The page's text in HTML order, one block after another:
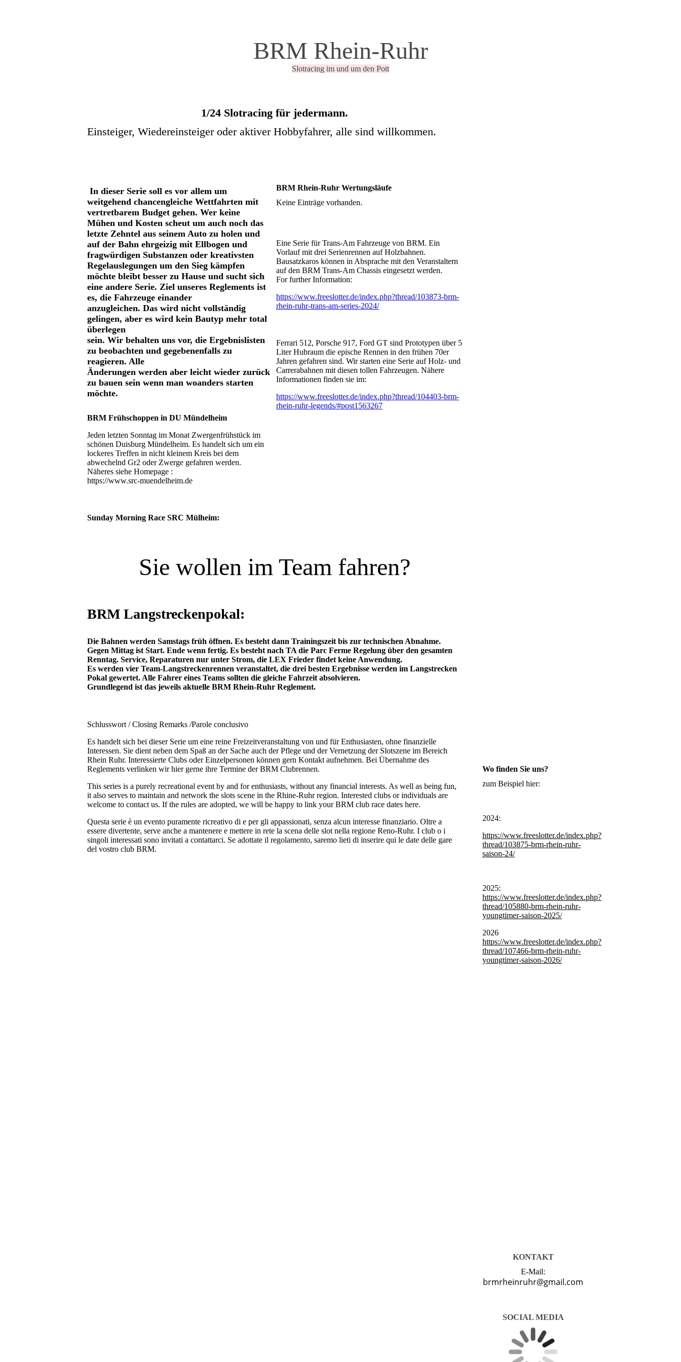
BRM Rhein-Ruhr
Slotracing im und um den Pott
1/24 Slotracing für jedermann.
Einsteiger, Wiedereinsteiger oder aktiver Hobbyfahrer, alle sind willkommen.
In dieser Serie soll es vor allem um
weitgehend chancengleiche Wettfahrten mit
vertretbarem Budget gehen. Wer keine
Mühen und Kosten scheut um auch noch das
letzte Zehntel aus seinem Auto zu holen und
auf der Bahn ehrgeizig mit Ellbogen und
fragwürdigen Substanzen oder kreativsten
Regelauslegungen um den Sieg kämpfen
möchte bleibt besser zu Hause und sucht sich
eine andere Serie. Ziel unseres Reglements ist
es, die Fahrzeuge einander
anzugleichen. Das wird nicht vollständig
gelingen, aber es wird kein Bautyp mehr total
überlegen
sein. Wir behalten uns vor, die Ergebnislisten
zu beobachten und gegebenenfalls zu
reagieren. Alle
Änderungen werden aber leicht wieder zurück
zu bauen sein wenn man woanders starten
möchte.
BRM Frühschoppen in DU Mündelheim
Jeden letzten Sonntag im Monat Zwergenfrühstück im
schönen Duisburg Mündelheim. Es handelt sich um ein
lockeres Treffen in nicht kleinem Kreis bei dem
abwechelnd Gr2 oder Zwerge gefahren werden.
Näheres siehe Homepage :
https://www.src-muendelheim.de
Sunday Morning Race SRC Mülheim:
BRM Rhein-Ruhr Wertungsläufe
Keine Einträge vorhanden.
Eine Serie für Trans-Am Fahrzeuge von BRM. Ein
Vorlauf mit drei Serienrennen auf Holzbahnen.
Bausatzkaros können in Absprache mit den Veranstaltern
auf den BRM Trans-Am Chassis eingesetzt werden.
For further Information:
https://www.freeslotter.de/index.php?thread/103873-brm-
rhein-ruhr-trans-am-series-2024/
Ferrari 512, Porsche 917, Ford GT sind Prototypen über 5
Liter Hubraum die epische Rennen in den frühen 70er
Jahren gefahren sind. Wir starten eine Serie auf Holz- und
Carrerabahnen mit diesen tollen Fahrzeugen. Nähere
Informationen finden sie im:
https://www.freeslotter.de/index.php?thread/104403-brm-
rhein-ruhr-legends/#post1563267
Sie wollen im Team fahren?
BRM Langstreckenpokal:
Die Bahnen werden Samstags früh öffnen. Es besteht dann Trainingszeit bis zur technischen Abnahme.
Gegen Mittag ist Start. Ende wenn fertig. Es besteht nach TA die Parc Ferme Regelung über den gesamten
Renntag. Service, Reparaturen nur unter Strom, die LEX Frieder findet keine Anwendung.
Es werden vier Team-Langstreckenrennen veranstaltet, die drei besten Ergebnisse werden im Langstrecken
Pokal gewertet. Alle Fahrer eines Teams sollten die gleiche Fahrzeit absolvieren.
Grundlegend ist das jeweils aktuelle BRM Rhein-Ruhr Reglement.
Schlusswort / Closing Remarks /Parole conclusivo
Es handelt sich bei dieser Serie um eine reine Freizeitveranstaltung von und für Enthusiasten, ohne finanzielle
Interessen. Sie dient neben dem Spaß an der Sache auch der Pflege und der Vernetzung der Slotszene im Bereich
Rhein Ruhr. Interessierte Clubs oder Einzelpersonen können gern Kontakt aufnehmen. Bei Übernahme des
Reglements verlinken wir hier gerne ihre Termine der BRM Clubrennen.
This series is a purely recreational event by and for enthusiasts, without any financial interests. As well as being fun,
it also serves to maintain and network the slots scene in the Rhine-Ruhr region. Interested clubs or individuals are
welcome to contact us. If the rules are adopted, we will be happy to link your BRM club race dates here.
Questa serie è un evento puramente ricreativo di e per gli appassionati, senza alcun interesse finanziario. Oltre a
essere divertente, serve anche a mantenere e mettere in rete la scena delle slot nella regione Reno-Ruhr. I club o i
singoli interessati sono invitati a contattarci. Se adottate il regolamento, saremo lieti di inserire qui le date delle gare
del vostro club BRM.
Wo finden Sie uns?
zum Beispiel hier:
2024:
https://www.freeslotter.de/index.php?
thread/103875-brm-rhein-ruhr-
saison-24/
2025:
https://www.freeslotter.de/index.php?
thread/105880-brm-rhein-ruhr-
youngtimer-saison-2025/
2026
https://www.freeslotter.de/index.php?
thread/107466-brm-rhein-ruhr-
youngtimer-saison-2026/
KONTAKT
E-Mail:
brmrheinruhr@gmail.com
SOCIAL MEDIA